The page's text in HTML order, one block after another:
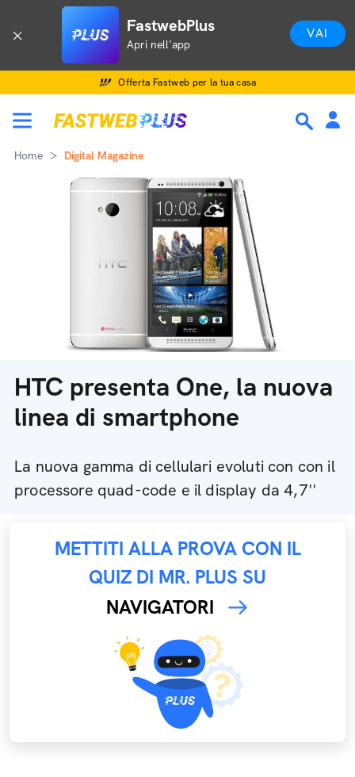
FastwebPlus
Apri nell'app
VAI
Offerta Fastweb per la tua casa
Home Digital Magazine
HTC presenta One, la nuova
linea di smartphone
La nuova gamma di cellulari evoluti con con il
processore quad-code e il display da 4,7''
METTITI ALLA PROVA CON IL
QUIZ DI MR. PLUS SU
NAVIGATORI